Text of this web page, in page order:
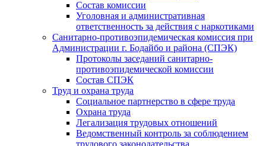
Состав комиссии
Уголовная и административная
ответственность за действия с наркотиками
Санитарно-противоэпидемическая комиссия при
Администрации г. Бодайбо и района (СПЭК)
Протоколы заседаний санитарно-
противоэпидемической комиссии
Состав СПЭК
Труд и охрана труда
Социальное партнерство в сфере труда
Охрана труда
Легализация трудовых отношений
Ведомственный контроль за соблюдением
трудового законодательства